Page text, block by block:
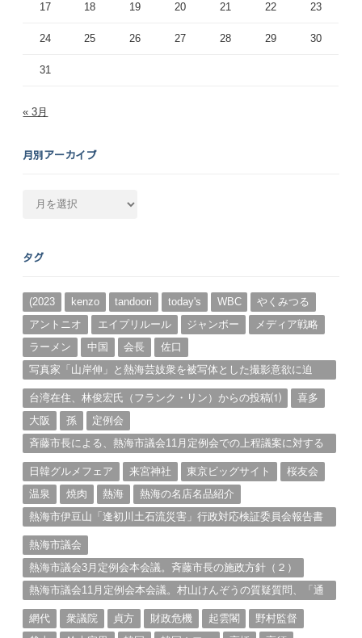
17 18 19 20 21 22 23
24 25 26 27 28 29 30
31
« 3月
月別アーカイブ
カ
ブ
タグ
(2023 kenzo tandoori today's WBC
やくみつる
アントニオ
エイプリルール ジャンボー
メディア戦略
ラーメン
中国 会長
佐口
写真家「山岸伸」と熱海芸妓衆を被写体とした撮影意欲に迫
台湾在住、林俊宏氏（フランク・リン）からの投稿⑴
喜多
大阪
孫
定例会
斉藤市長による、熱海市議会11月定例会での上程議案に対する
日韓グルメフェア
来宮神社 東京ビッグサイト
桜友会
温泉
焼肉 熱海
熱海の名店名品紹介
熱海市伊豆山「逢初川土石流災害」行政対応検証委員会報告書
熱海市議会
熱海市議会3月定例会本会議。斉藤市長の施政方針（２）
熱海市議会11月定例会本会議。村山けんぞうの質疑質問、「通
網代
衆議院 貞方 財政危機 起雲閣
野村監督